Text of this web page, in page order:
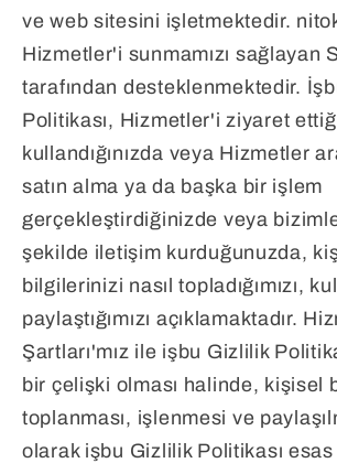
ve web sitesini işletmektedir.
Hizmetler'i sunmamızı sağlayan
tarafından desteklenmektedir.
Politikası, Hizmetler'i ziyaret
kullandığınızda veya Hizmetler
satın alma ya da başka bir işlem
gerçekleştirdiğinizde veya
şekilde iletişim kurduğunuzda,
bilgilerinizi nasıl topladığımızı,
paylaştığımızı açıklamaktadır.
Şartları'mız ile işbu Gizlilik
bir çelişki olması halinde, kişisel
toplanması, işlenmesi ve
olarak işbu Gizlilik Politikası esas